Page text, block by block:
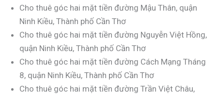
Cho thuê góc hai mặt tiền đường Mậu Thân, quận
Ninh Kiều, Thành phố Cần Thơ
Cho thuê góc hai mặt tiền đường Nguyễn Việt Hồng,
quận Ninh Kiều, Thành phố Cần Thơ
Cho thuê góc hai mặt tiền đường Cách Mạng Tháng
8, quận Ninh Kiều, Thành phố Cần Thơ
Cho thuê góc hai mặt tiền đường Trần Việt Châu,